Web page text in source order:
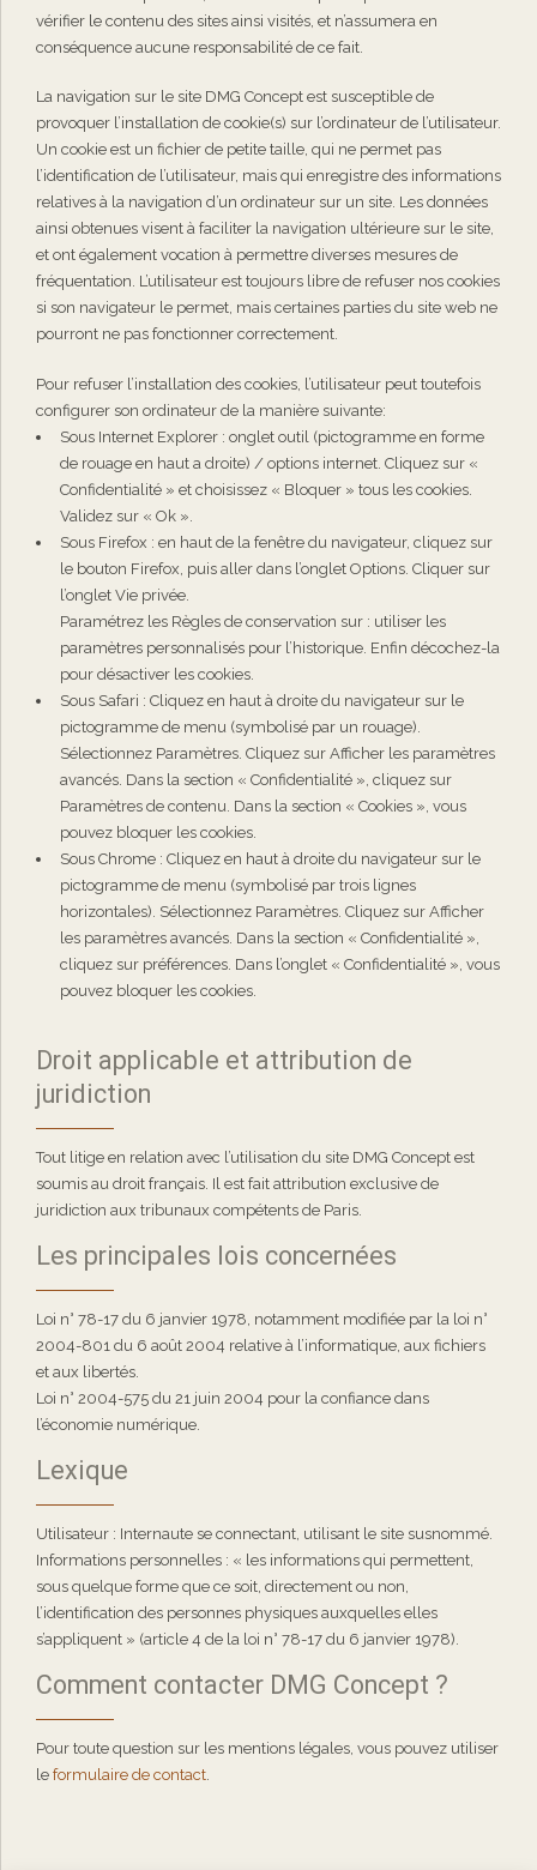
vérifier le contenu des sites ainsi visités, et n’assumera en
conséquence aucune responsabilité de ce fait.
La navigation sur le site DMG Concept est susceptible de
provoquer l’installation de cookie(s) sur l’ordinateur de l’utilisateur.
Un cookie est un fichier de petite taille, qui ne permet pas
l’identification de l’utilisateur, mais qui enregistre des informations
relatives à la navigation d’un ordinateur sur un site. Les données
ainsi obtenues visent à faciliter la navigation ultérieure sur le site,
et ont également vocation à permettre diverses mesures de
fréquentation. L’utilisateur est toujours libre de refuser nos cookies
si son navigateur le permet, mais certaines parties du site web ne
pourront ne pas fonctionner correctement.
Pour refuser l’installation des cookies, l’utilisateur peut toutefois
configurer son ordinateur de la manière suivante:
Sous Internet Explorer : onglet outil (pictogramme en forme
de rouage en haut a droite) / options internet. Cliquez sur «
Confidentialité » et choisissez « Bloquer » tous les cookies.
Validez sur « Ok ».
Sous Firefox : en haut de la fenêtre du navigateur, cliquez sur
le bouton Firefox, puis aller dans l’onglet Options. Cliquer sur
l’onglet Vie privée.
Paramétrez les Règles de conservation sur : utiliser les
paramètres personnalisés pour l’historique. Enfin décochez-la
pour désactiver les cookies.
Sous Safari : Cliquez en haut à droite du navigateur sur le
pictogramme de menu (symbolisé par un rouage).
Sélectionnez Paramètres. Cliquez sur Afficher les paramètres
avancés. Dans la section « Confidentialité », cliquez sur
Paramètres de contenu. Dans la section « Cookies », vous
pouvez bloquer les cookies.
Sous Chrome : Cliquez en haut à droite du navigateur sur le
pictogramme de menu (symbolisé par trois lignes
horizontales). Sélectionnez Paramètres. Cliquez sur Afficher
les paramètres avancés. Dans la section « Confidentialité »,
cliquez sur préférences. Dans l’onglet « Confidentialité », vous
pouvez bloquer les cookies.
Droit applicable et attribution de
juridiction
Tout litige en relation avec l’utilisation du site DMG Concept est
soumis au droit français. Il est fait attribution exclusive de
juridiction aux tribunaux compétents de Paris.
Les principales lois concernées
Loi n° 78-17 du 6 janvier 1978, notamment modifiée par la loi n°
2004-801 du 6 août 2004 relative à l’informatique, aux fichiers
et aux libertés.
Loi n° 2004-575 du 21 juin 2004 pour la confiance dans
l’économie numérique.
Lexique
Utilisateur : Internaute se connectant, utilisant le site susnommé.
Informations personnelles : « les informations qui permettent,
sous quelque forme que ce soit, directement ou non,
l’identification des personnes physiques auxquelles elles
s’appliquent » (article 4 de la loi n° 78-17 du 6 janvier 1978).
Comment contacter DMG Concept ?
Pour toute question sur les mentions légales, vous pouvez utiliser
le formulaire de contact